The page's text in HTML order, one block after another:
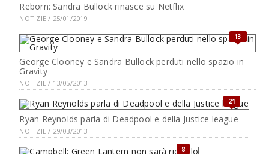
Reborn: Sandra Bullock rinasce su Netflix
NOTIZIE / 25/01/2019
13
George Clooney e Sandra Bullock perduti nello spazio in
Gravity
NOTIZIE / 13/05/2013
21
Ryan Reynolds parla di Deadpool e della Justice league
NOTIZIE / 29/03/2013
8